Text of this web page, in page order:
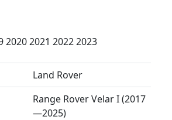
2020 2021 2022 2023
Land Rover
Range Rover Velar I (2017
—2025)